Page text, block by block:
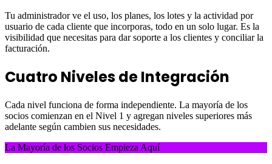
Tu administrador ve el uso, los planes, los lotes y la actividad por
usuario de cada cliente que incorporas, todo en un solo lugar. Es la
visibilidad que necesitas para dar soporte a los clientes y conciliar la
facturación.
Cuatro Niveles de Integración
Cada nivel funciona de forma independiente. La mayoría de los
socios comienzan en el Nivel 1 y agregan niveles superiores más
adelante según cambien sus necesidades.
La Mayoría de los Socios Empieza Aquí